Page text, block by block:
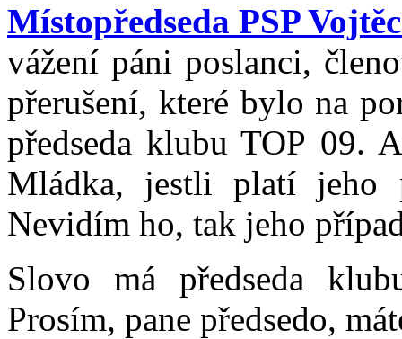
Místopředseda PSP
vážení páni poslanci,
přerušení, které bylo na
předseda klubu TOP 09.
Mládka, jestli platí jeho
Nevidím ho, tak jeho
Slovo má předseda
Prosím, pane předsedo,